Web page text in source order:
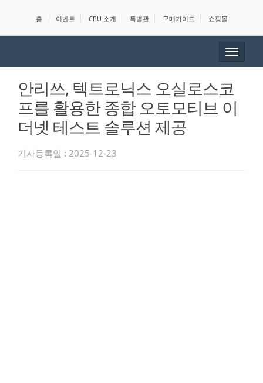
홈 이벤트 CPU 소개 특별관 구매가이드 쇼핑몰
Toggle
안리쓰, 텍트로닉스 오실로스코
프를 활용한 종합 오토모티브 이
더넷 테스트 솔루션 제공
기사등록일 : 2025-12-23